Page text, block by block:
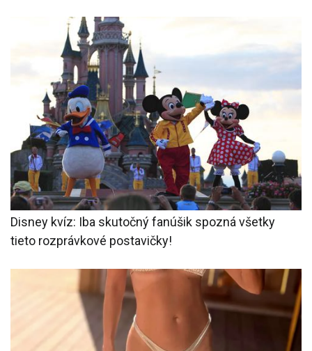
Disney kvíz: Iba skutočný fanúšik spozná všetky
tieto rozprávkové postavičky!